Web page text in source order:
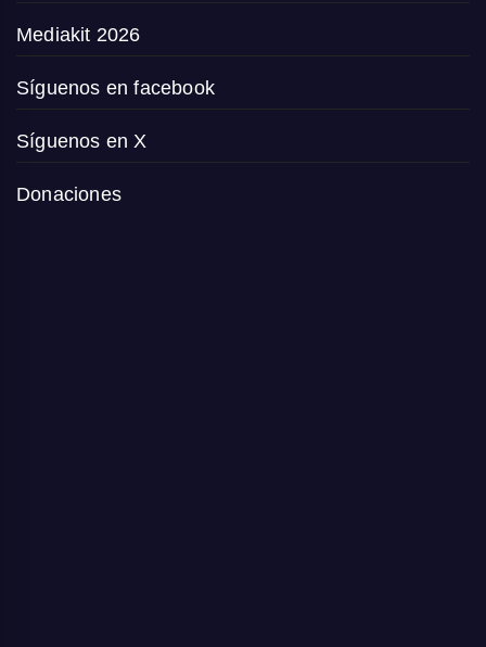
Mediakit 2026
Síguenos en facebook
Síguenos en X
Donaciones